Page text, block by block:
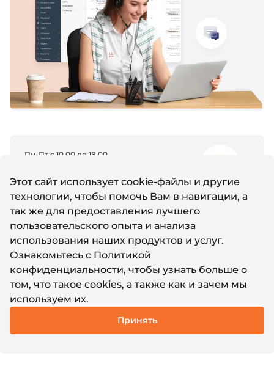
Пн-Пт с 10.00 до 18.00
Email
Whatsapp
Написать нам
Этот сайт использует cookie-файлы и другие
технологии, чтобы помочь Вам в навигации, а
так же для предоставления лучшего
пользовательского опыта и анализа
использования наших продуктов и услуг.
Ознакомьтесь с Политикой
конфиденциальности, чтобы узнать больше о
том, что такое cookies, а также как и зачем мы
используем их.
Принять